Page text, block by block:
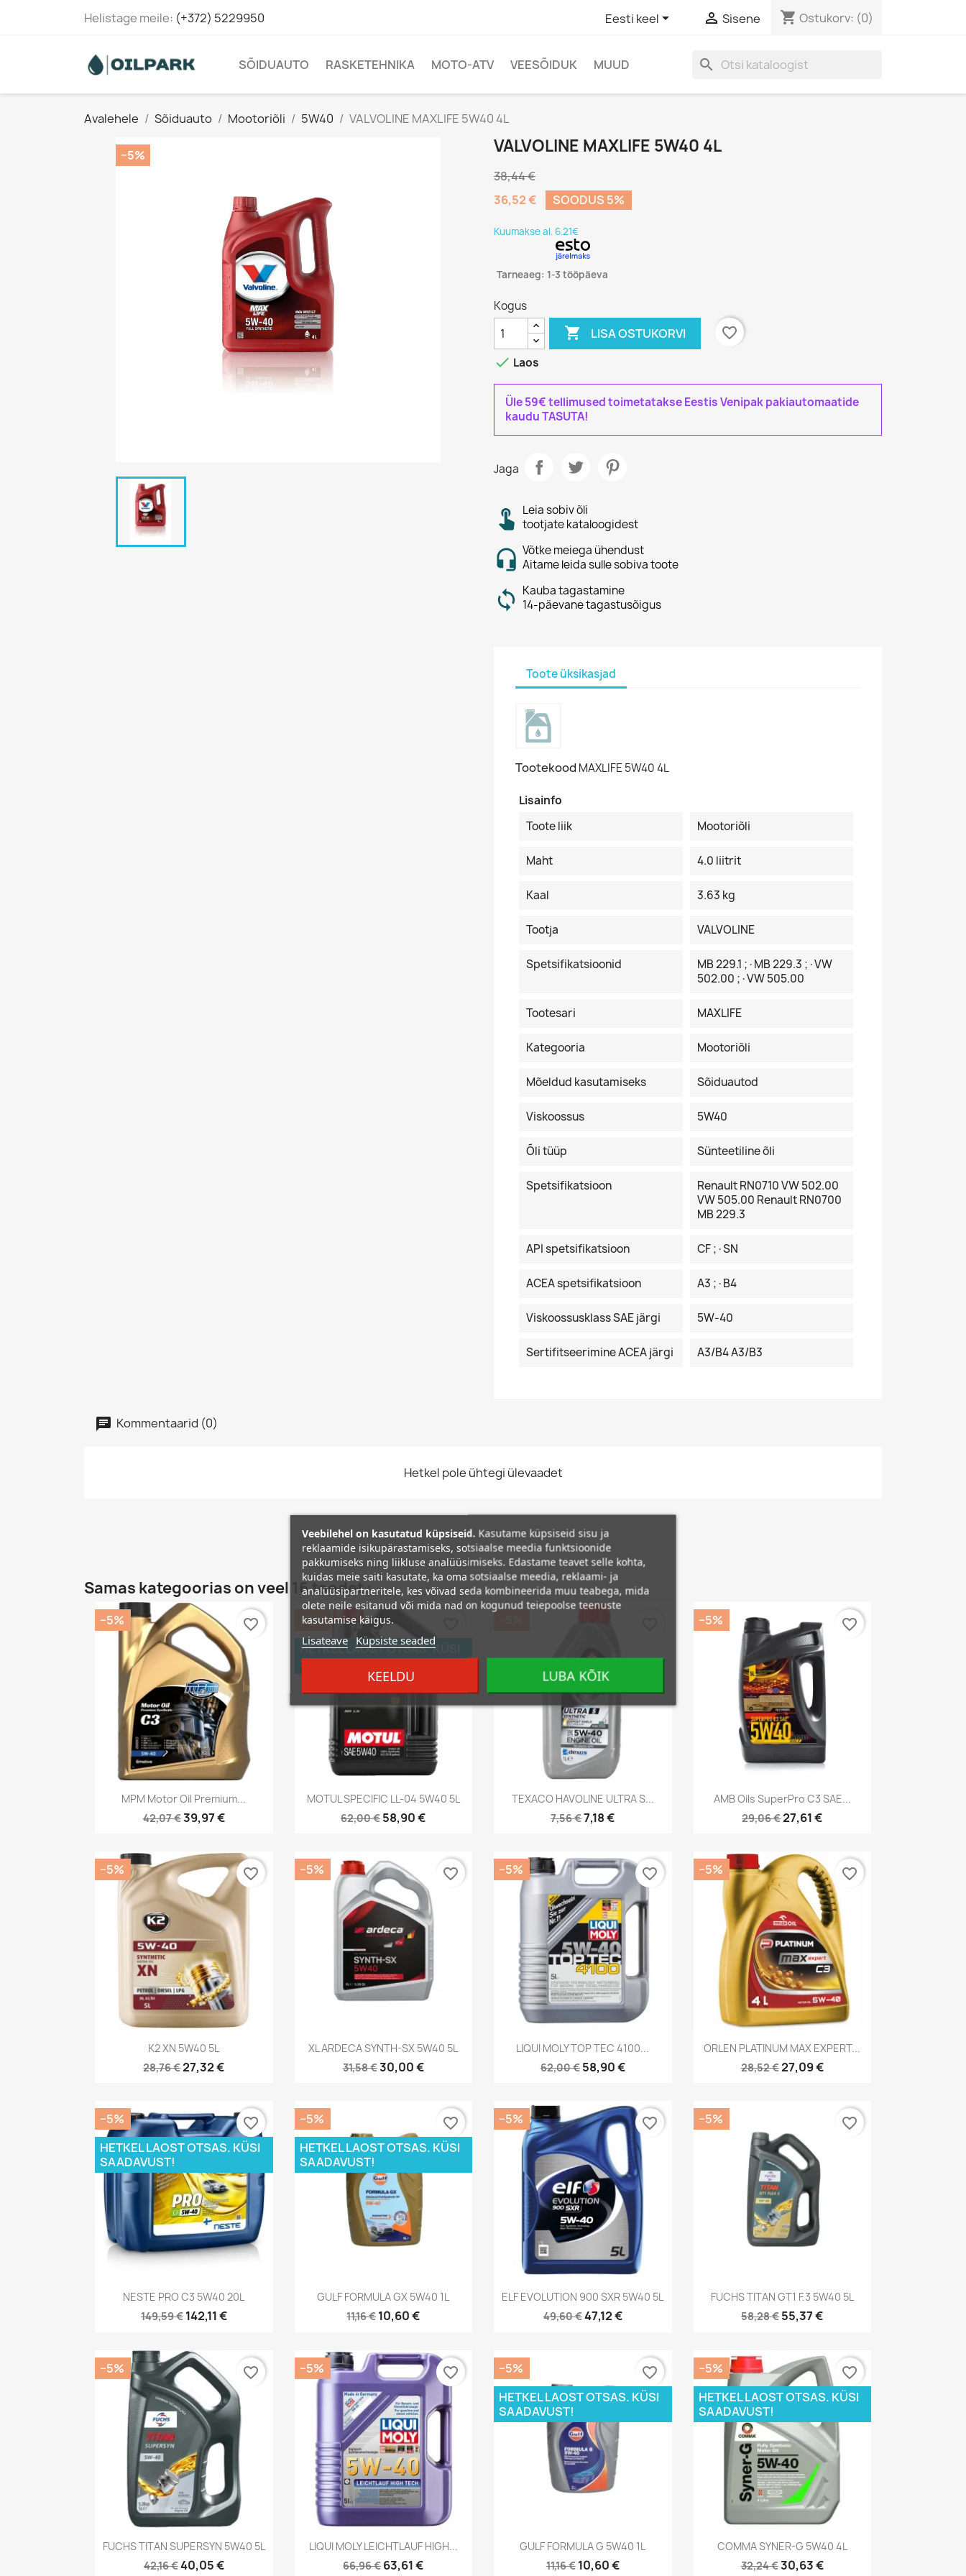
Helistage meile: (+372) 5229950 Eesti keel  Sisene shopping_cart Ostukorv: (0)
SÕIDUAUTO RASKETEHNIKA MOTO-ATV VEESÕIDUK MUUD search
Avalehele Sõiduauto Mootoriõli 5W40 VALVOLINE MAXLIFE 5W40 4L
−5% VALVOLINE MAXLIFE 5W40 4L
38,44 €
36,52 €
SOODUS 5%
Kuumakse al. 6.21€
Tarneaeg: 1-3 tööpäeva
Kogus
 LISA OSTUKORVI
favorite_border
 Laos
Üle 59€ tellimused toimetatakse Eestis Venipak pakiautomaatide
kaudu TASUTA!
Jaga
Leia sobiv õli
tootjate kataloogidest
Võtke meiega ühendust
Aitame leida sulle sobiva toote
Kauba tagastamine
14-päevane tagastusõigus
Toote üksikasjad
Tootekood MAXLIFE 5W40 4L
Lisainfo
Toote liik
Mootoriõli
Maht 4.0 liitrit
Kaal 3.63 kg
Tootja VALVOLINE
Spetsifikatsioonid
MB 229.1 ;·MB 229.3 ;·VW
502.00 ;·VW 505.00
Tootesari MAXLIFE
Kategooria Mootoriõli
Mõeldud kasutamiseks Sõiduautod
Viskoossus 5W40
Õli tüüp Sünteetiline õli
Spetsifikatsioon
Renault RN0710 VW 502.00
VW 505.00 Renault RN0700
MB 229.3
API spetsifikatsioon CF ;·SN
ACEA spetsifikatsioon A3 ;·B4
Viskoossusklass SAE järgi 5W-40
Sertifitseerimine ACEA järgi A3/B4 A3/B3
Kommentaarid (0)
Hetkel pole ühtegi ülevaadet
Samas kategoorias on veel 16 toodet :
Kiirvaade
MPM Motor Oil Premium...
42,07 €39,97 €
−5% favorite_border
Kiirvaade
MOTUL SPECIFIC LL-04 5W40 5L
62,00 €58,90 €
−5%
HETKEL LAOST OTSAS. KÜSI
SAADAVUST!
Kiirvaade
TEXACO HAVOLINE ULTRA S...
7,56 €7,18 €
Kiirvaade
AMB Oils SuperPro C3 SAE...
29,06 €27,61 €
−5% favorite_border
Kiirvaade
K2 XN 5W40 5L
28,76 €27,32 €
−5% favorite_border
Kiirvaade
XL ARDECA SYNTH-SX 5W40 5L
31,58 €30,00 €
−5% favorite_border
Kiirvaade
LIQUI MOLY TOP TEC 4100...
62,00 € 58,90 €
−5% favorite_border
Kiirvaade
ORLEN PLATINUM MAX EXPERT...
28,52 €27,09 €
−5% favorite_border
Kiirvaade
NESTE PRO C3 5W40 20L
149,59 € 142,11 €
−5%
HETKEL LAOST OTSAS. KÜSI
SAADAVUST!
favorite_border
Kiirvaade
GULF FORMULA GX 5W40 1L
11,16 €10,60 €
−5%
HETKEL LAOST OTSAS. KÜSI
SAADAVUST!
favorite_border
Kiirvaade
ELF EVOLUTION 900 SXR 5W40 5L
49,60 €47,12 €
−5% favorite_border
Kiirvaade
FUCHS TITAN GT1 F.3 5W40 5L
58,28 €55,37 €
−5% favorite_border
Kiirvaade
FUCHS TITAN SUPERSYN 5W40 5L
42,16 €40,05 €
−5% favorite_border
Kiirvaade
LIQUI MOLY LEICHTLAUF HIGH...
66,96 €63,61 €
−5% favorite_border
Kiirvaade
GULF FORMULA G 5W40 1L
11,16 € 10,60 €
−5%
HETKEL LAOST OTSAS. KÜSI
SAADAVUST!
favorite_border
Kiirvaade
COMMA SYNER-G 5W40 4L
32,24 €30,63 €
−5%
HETKEL LAOST OTSAS. KÜSI
SAADAVUST!
favorite_border
Veebilehel on kasutatud küpsiseid. Kasutame küpsiseid sisu ja
reklaamide isikupärastamiseks, sotsiaalse meedia funktsioonide
pakkumiseks ning liikluse analüüsimiseks. Edastame teavet selle kohta,
kuidas meie saiti kasutate, ka oma sotsiaalse meedia, reklaami- ja
analüüsipartneritele, kes võivad seda kombineerida muu teabega, mida
olete neile esitanud või mida nad on kogunud teiepoolse teenuste
kasutamise käigus.
Lisateave Küpsiste seaded
KEELDU LUBA KÕIK